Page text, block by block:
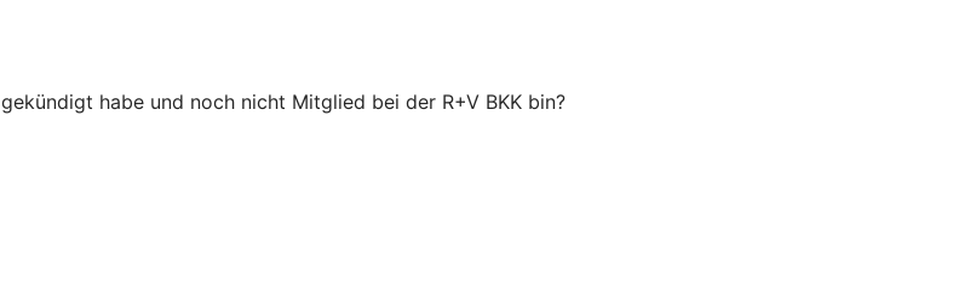
habe und noch nicht Mitglied bei der R+V BKK bin?